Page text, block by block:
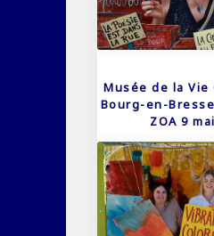
Musée de la
Bourg-en-
ZOA 9